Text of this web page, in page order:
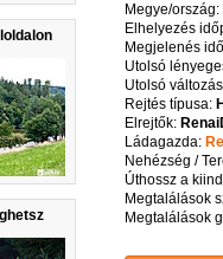
Megye/ország:
Elhelyezés
Megjelenés
Utolsó
Utolsó
Rejtés típusa:
Elrejtők:
Ládagazda:
Nehézség /
Úthossz a
Megtalálások
Megtalálások